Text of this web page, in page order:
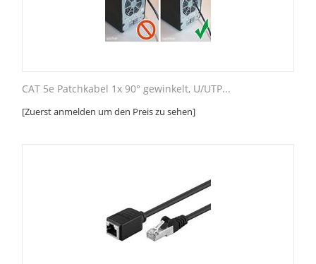
CAT 5e Patchkabel 1x 90° gewinkelt, U/UTP...
[Zuerst anmelden um den Preis zu sehen]